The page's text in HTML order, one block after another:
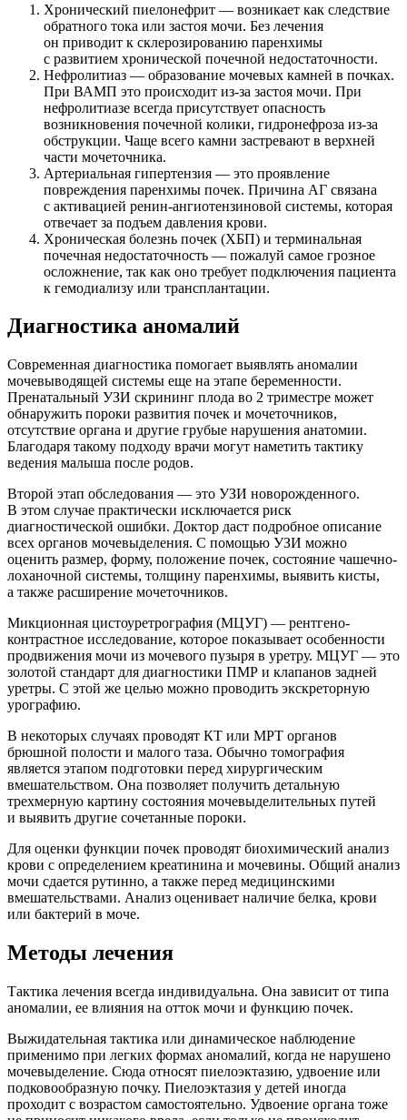
Хронический пиелонефрит — возникает как следствие
обратного тока или застоя мочи. Без лечения
он приводит к склерозированию паренхимы
с развитием хронической почечной недостаточности.
Нефролитиаз — образование мочевых камней в почках.
При ВАМП это происходит из-за застоя мочи. При
нефролитиазе всегда присутствует опасность
возникновения почечной колики, гидронефроза из-за
обструкции. Чаще всего камни застревают в верхней
части мочеточника.
Артериальная гипертензия — это проявление
повреждения паренхимы почек. Причина АГ связана
с активацией ренин-ангиотензиновой системы, которая
отвечает за подъем давления крови.
Хроническая болезнь почек (ХБП) и терминальная
почечная недостаточность — пожалуй самое грозное
осложнение, так как оно требует подключения пациента
к гемодиализу или трансплантации.
Диагностика аномалий
Современная диагностика помогает выявлять аномалии
мочевыводящей системы еще на этапе беременности.
Пренатальный УЗИ скрининг плода во 2 триместре может
обнаружить пороки развития почек и мочеточников,
отсутствие органа и другие грубые нарушения анатомии.
Благодаря такому подходу врачи могут наметить тактику
ведения малыша после родов.
Второй этап обследования — это УЗИ новорожденного.
В этом случае практически исключается риск
диагностической ошибки. Доктор даст подробное описание
всех органов мочевыделения. С помощью УЗИ можно
оценить размер, форму, положение почек, состояние чашечно-
лоханочной системы, толщину паренхимы, выявить кисты,
а также расширение мочеточников.
Микционная цистоуретрография (МЦУГ) — рентгено-
контрастное исследование, которое показывает особенности
продвижения мочи из мочевого пузыря в уретру. МЦУГ — это
золотой стандарт для диагностики ПМР и клапанов задней
уретры. С этой же целью можно проводить экскреторную
урографию.
В некоторых случаях проводят КТ или МРТ органов
брюшной полости и малого таза. Обычно томография
является этапом подготовки перед хирургическим
вмешательством. Она позволяет получить детальную
трехмерную картину состояния мочевыделительных путей
и выявить другие сочетанные пороки.
Для оценки функции почек проводят биохимический анализ
крови с определением креатинина и мочевины. Общий анализ
мочи сдается рутинно, а также перед медицинскими
вмешательствами. Анализ оценивает наличие белка, крови
или бактерий в моче.
Методы лечения
Тактика лечения всегда индивидуальна. Она зависит от типа
аномалии, ее влияния на отток мочи и функцию почек.
Выжидательная тактика или динамическое наблюдение
применимо при легких формах аномалий, когда не нарушено
мочевыделение. Сюда относят пиелоэктазию, удвоение или
подковообразную почку. Пиелоэктазия у детей иногда
проходит с возрастом самостоятельно. Удвоение органа тоже